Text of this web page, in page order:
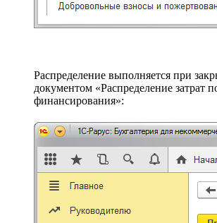
Распределение выполняется при
документом «Распределение затрат
финансирования»: